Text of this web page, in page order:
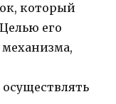
который
его
механизма,